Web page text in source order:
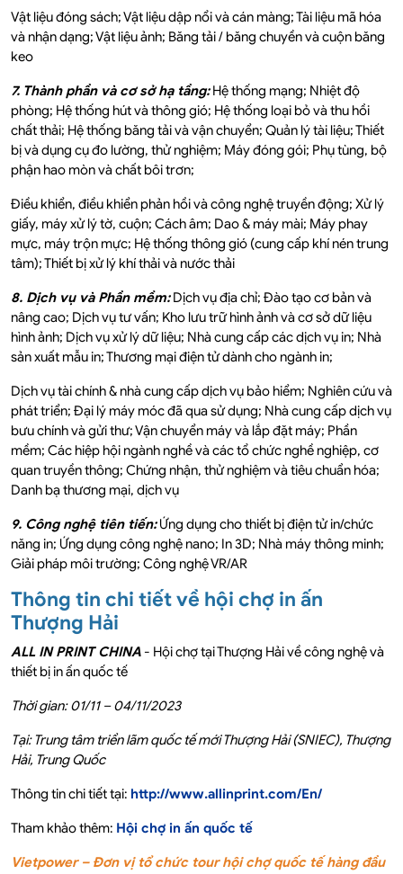
Vật liệu đóng sách; Vật liệu dập nổi và cán màng; Tài liệu mã hóa
và nhận dạng; Vật liệu ảnh; Băng tải / băng chuyền và cuộn băng
keo
‍7. Thành phần và cơ sở hạ tầng:Hệ thống mạng; Nhiệt độ
phòng; Hệ thống hút và thông gió; Hệ thống loại bỏ và thu hồi
chất thải; Hệ thống băng tải và vận chuyển; Quản lý tài liệu; Thiết
bị và dụng cụ đo lường, thử nghiệm; Máy đóng gói; Phụ tùng, bộ
phận hao mòn và chất bôi trơn;
Điều khiển, điều khiển phản hồi và công nghệ truyền động; Xử lý
giấy, máy xử lý tờ, cuộn; Cách âm; Dao & máy mài; Máy phay
mực, máy trộn mực; Hệ thống thông gió (cung cấp khí nén trung
tâm); Thiết bị xử lý khí thải và nước thải
8. Dịch vụ và Phần mềm:Dịch vụ địa chỉ; Đào tạo cơ bản và
nâng cao; Dịch vụ tư vấn; Kho lưu trữ hình ảnh và cơ sở dữ liệu
hình ảnh; Dịch vụ xử lý dữ liệu; Nhà cung cấp các dịch vụ in; Nhà
sản xuất mẫu in; Thương mại điện tử dành cho ngành in;
Dịch vụ tài chính & nhà cung cấp dịch vụ bảo hiểm; Nghiên cứu và
phát triển; Đại lý máy móc đã qua sử dụng; Nhà cung cấp dịch vụ
bưu chính và gửi thư; Vận chuyển máy và lắp đặt máy; Phần
mềm; Các hiệp hội ngành nghề và các tổ chức nghề nghiệp, cơ
quan truyền thông; Chứng nhận, thử nghiệm và tiêu chuẩn hóa;
Danh bạ thương mại, dịch vụ
9. Công nghệ tiên tiến:Ứng dụng cho thiết bị điện tử in/chức
năng in; Ứng dụng công nghệ nano; In 3D; Nhà máy thông minh;
Giải pháp môi trường; Công nghệ VR/AR
Thông tin chi tiết về hội chợ in ấn
Thượng Hải
ALL IN PRINT CHINA - Hội chợ tại Thượng Hải về công nghệ và
thiết bị in ấn quốc tế
Thời gian: 01/11 – 04/11/2023
Tại: Trung tâm triển lãm quốc tế mới Thượng Hải (SNIEC), Thượng
Hải, Trung Quốc
Thông tin chi tiết tại: http://www.allinprint.com/En/
Tham khảo thêm: Hội chợ in ấn quốc tế
Vietpower – Đơn vị tổ chức tour hội chợ quốc tế hàng đầu